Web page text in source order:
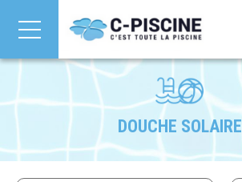
DOUCHE SOLAIRE